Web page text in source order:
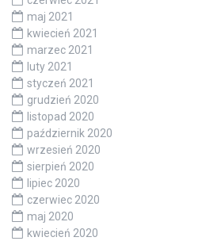
maj 2021
kwiecień 2021
marzec 2021
luty 2021
styczeń 2021
grudzień 2020
listopad 2020
październik 2020
wrzesień 2020
sierpień 2020
lipiec 2020
czerwiec 2020
maj 2020
kwiecień 2020